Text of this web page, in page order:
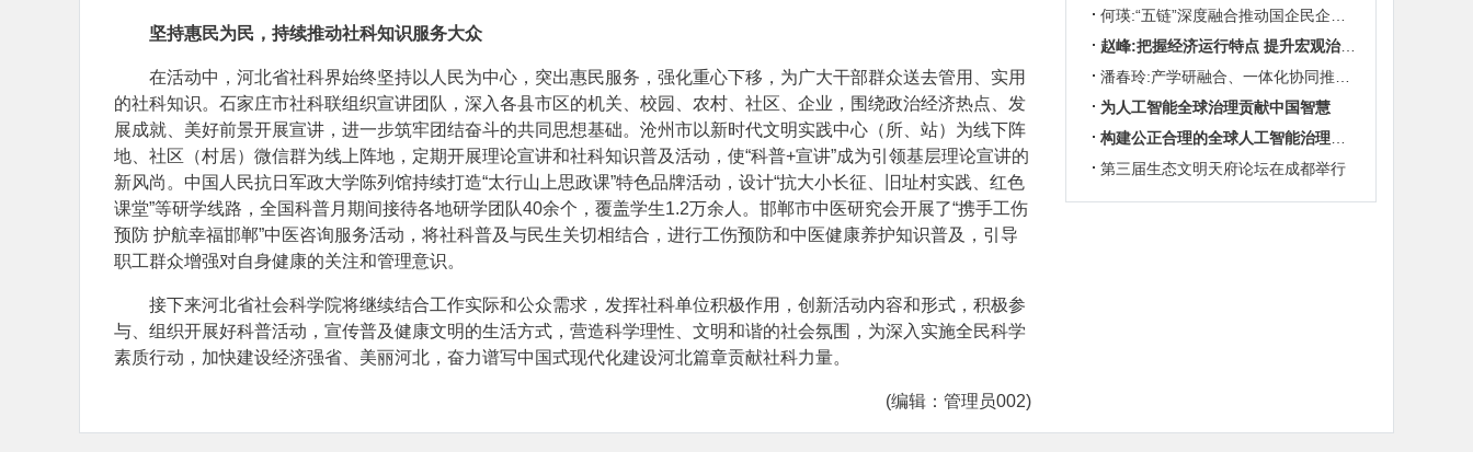
坚持惠民为民，持续推动社科知识服务大众
在活动中，河北省社科界始终坚持以人民为中心，突出惠民服务，强化重心下移，为广大干部群众送去管用、实用
的社科知识。石家庄市社科联组织宣讲团队，深入各县市区的机关、校园、农村、社区、企业，围绕政治经济热点、发
展成就、美好前景开展宣讲，进一步筑牢团结奋斗的共同思想基础。沧州市以新时代文明实践中心（所、站）为线下阵
地、社区（村居）微信群为线上阵地，定期开展理论宣讲和社科知识普及活动，使“科普+宣讲”成为引领基层理论宣讲的
新风尚。中国人民抗日军政大学陈列馆持续打造“太行山上思政课”特色品牌活动，设计“抗大小长征、旧址村实践、红色
课堂”等研学线路，全国科普月期间接待各地研学团队40余个，覆盖学生1.2万余人。邯郸市中医研究会开展了“携手工伤
预防 护航幸福邯郸”中医咨询服务活动，将社科普及与民生关切相结合，进行工伤预防和中医健康养护知识普及，引导
职工群众增强对自身健康的关注和管理意识。
接下来河北省社会科学院将继续结合工作实际和公众需求，发挥社科单位积极作用，创新活动内容和形式，积极参
与、组织开展好科普活动，宣传普及健康文明的生活方式，营造科学理性、文明和谐的社会氛围，为深入实施全民科学
素质行动，加快建设经济强省、美丽河北，奋力谱写中国式现代化建设河北篇章贡献社科力量。
(编辑：管理员002)
何瑛:“五链”深度融合推动国企民企协同发展
赵峰:把握经济运行特点 提升宏观治理效能
潘春玲:产学研融合、一体化协同推动农业科技创新
为人工智能全球治理贡献中国智慧
构建公正合理的全球人工智能治理体系
第三届生态文明天府论坛在成都举行